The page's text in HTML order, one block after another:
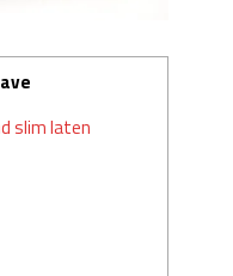
slim laten